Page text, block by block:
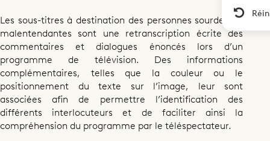
Partager cette page
Les sous-titres à destination des personnes sourdes ou
malentendantes sont une retranscription écrite des
commentaires et dialogues énoncés lors d’un
programme de télévision. Des informations
complémentaires, telles que la couleur ou le
positionnement du texte sur l’image, leur sont
associées afin de permettre l’identification des
différents interlocuteurs et de faciliter ainsi la
compréhension du programme par le téléspectateur.